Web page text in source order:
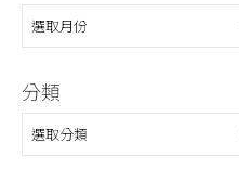
彙
整
分類
分
類